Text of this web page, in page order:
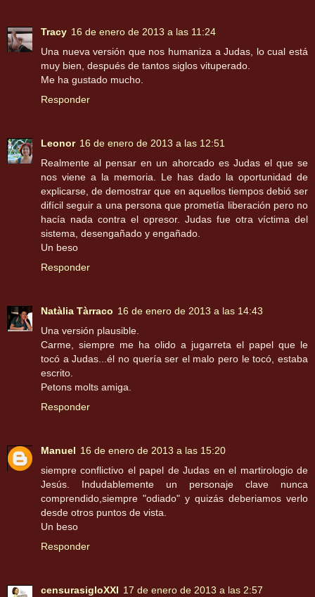
Tracy 16 de enero de 2013 a las 11:24
Una nueva versión que nos humaniza a Judas, lo cual está
muy bien, después de tantos siglos vituperado.
Me ha gustado mucho.
Responder
Leonor 16 de enero de 2013 a las 12:51
Realmente al pensar en un ahorcado es Judas el que se
nos viene a la memoria. Le has dado la oportunidad de
explicarse, de demostrar que en aquellos tiempos debió ser
difícil seguir a una persona que prometía liberación pero no
hacía nada contra el opresor. Judas fue otra víctima del
sistema, desengañado y engañado.
Un beso
Responder
Natàlia Tàrraco 16 de enero de 2013 a las 14:43
Una versión plausible.
Carme, siempre me ha olido a jugarreta el papel que le
tocó a Judas...él no quería ser el malo pero le tocó, estaba
escrito.
Petons molts amiga.
Responder
Manuel 16 de enero de 2013 a las 15:20
siempre conflictivo el papel de Judas en el martirologio de
Jesús. Indudablemente un personaje clave nunca
comprendido,siempre "odiado" y quizás deberiamos verlo
desde otros puntos de vista.
Un beso
Responder
censurasigloXXI 17 de enero de 2013 a las 2:57